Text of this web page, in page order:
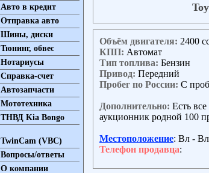
Авто в кредит
Отправка авто
Шины, диски
Тюнинг, обвес
Нотариусы
Справка-счет
Автозапчасти
Мототехника
ТНВД Kia Bongo
TwinCam (VBC)
Вопросы/ответы
О компании
Объём двигателя: 2400
КПП: Автомат
Тип топлива: Бензин
Привод: Передний
Пробег по России: С
Дополнительно: Есть
аукционник родной 100
Местоположение: Вл -
Телефон продавца: